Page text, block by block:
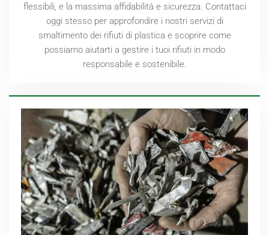
flessibili, e la massima affidabilità e sicurezza. Contattaci
oggi stesso per approfondire i nostri servizi di
smaltimento dei rifiuti di plastica e scoprire come
possiamo aiutarti a gestire i tuoi rifiuti in modo
responsabile e sostenibile.